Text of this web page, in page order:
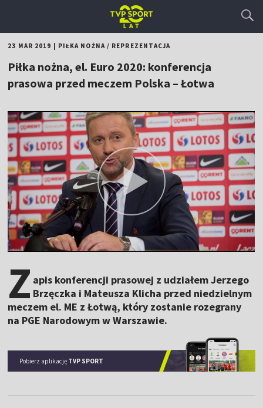
23 MAR 2019 PIŁKA NOŻNA/ REPREZENTACJA
Piłka nożna, el. Euro 2020: konferencja
prasowa przed meczem Polska – Łotwa
Z apis konferencji prasowej z udziałem Jerzego
Brzęczka i Mateusza Klicha przed niedzielnym
meczem el. ME z Łotwą, który zostanie rozegrany
na PGE Narodowym w Warszawie.
Pobierz aplikację TVP SPORT